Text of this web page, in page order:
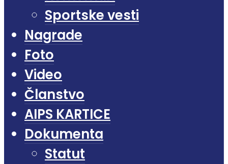
Sportske vesti
Nagrade
Foto
Video
Članstvo
AIPS KARTICE
Dokumenta
Statut